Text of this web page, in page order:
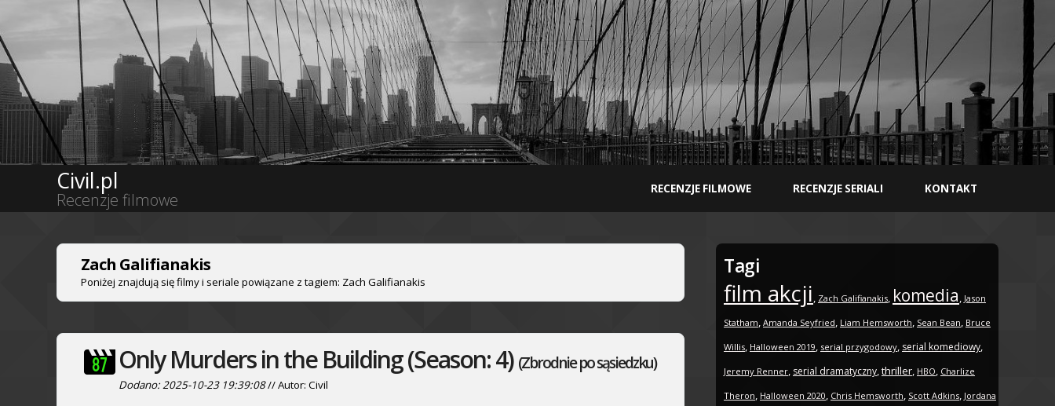
Civil.pl
Recenzje filmowe
RECENZJE FILMOWE RECENZJE SERIALI KONTAKT
Zach Galifianakis
Poniżej znajdują się filmy i seriale powiązane z tagiem: Zach Galifianakis
Only Murders in the Building (Season: 4) (Zbrodnie po sąsiedzku)
Dodano: 2025-10-23 19:39:08// Autor: Civil
Tagi
film akcji, Zach Galifianakis, komedia, Jason
Statham, Amanda Seyfried, Liam Hemsworth, Sean Bean, Bruce
Willis, Halloween 2019, serial przygodowy, serial komediowy,
Jeremy Renner, serial dramatyczny,thriller, HBO, Charlize
Theron, Halloween 2020, Chris Hemsworth, Scott Adkins, Jordana